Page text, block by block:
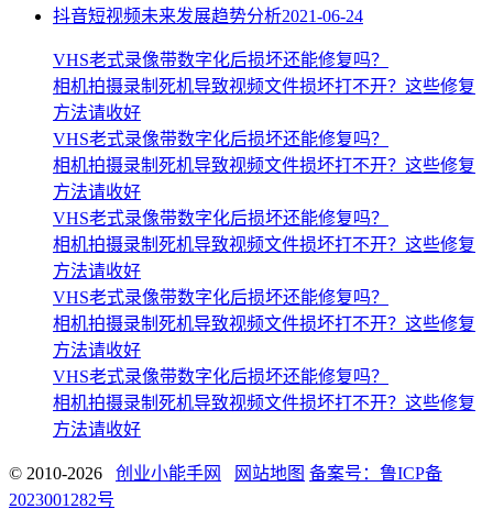
抖音短视频未来发展趋势分析2021-06-24
VHS老式录像带数字化后损坏还能修复吗？
相机拍摄录制死机导致视频文件损坏打不开？这些修复
方法请收好
VHS老式录像带数字化后损坏还能修复吗？
相机拍摄录制死机导致视频文件损坏打不开？这些修复
方法请收好
VHS老式录像带数字化后损坏还能修复吗？
相机拍摄录制死机导致视频文件损坏打不开？这些修复
方法请收好
VHS老式录像带数字化后损坏还能修复吗？
相机拍摄录制死机导致视频文件损坏打不开？这些修复
方法请收好
VHS老式录像带数字化后损坏还能修复吗？
相机拍摄录制死机导致视频文件损坏打不开？这些修复
方法请收好
© 2010-2026 创业小能手网 网站地图 备案号：鲁ICP备
2023001282号